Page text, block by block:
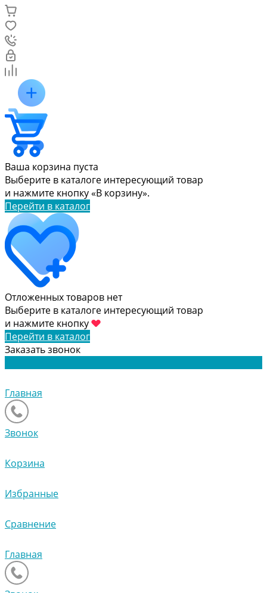
Ваша корзина пуста
Выберите в каталоге интересующий товар
и нажмите кнопку «В корзину».
Перейти в каталог
Отложенных товаров нет
Выберите в каталоге интересующий товар
и нажмите кнопку
Перейти в каталог
Заказать звонок
Главная
Звонок
Корзина
Избранные
Сравнение
Главная